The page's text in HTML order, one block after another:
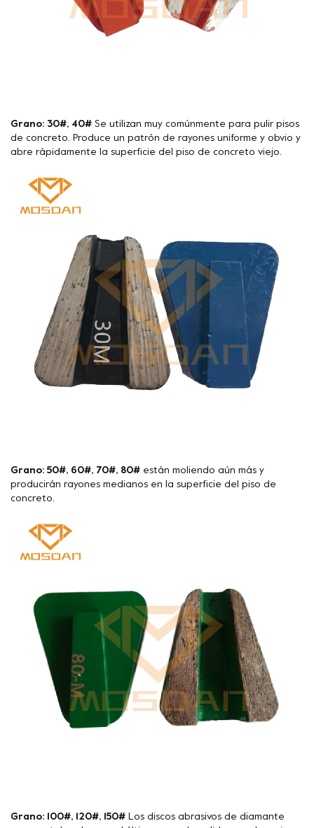
Grano: 30#, 40# Se utilizan muy comúnmente para pulir pisos
de concreto. Produce un patrón de rayones uniforme y obvio y
abre rápidamente la superficie del piso de concreto viejo.
Grano: 50#, 60#, 70#, 80# están moliendo aún más y
producirán rayones medianos en la superficie del piso de
concreto.
Grano: 100#, 120#, 150#
Los discos abrasivos de diamante